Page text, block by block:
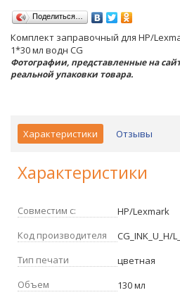
Поделиться…
Комплект заправочный для HP/
1*30 мл водн CG
Фотографии, представленные на
реальной упаковки товара.
Характеристики Отзывы
Характеристики
Совместим с:
HP/Lexmark
Код производителя
CG_INK_U_H/
Тип печати
цветная
Объем
130 мл